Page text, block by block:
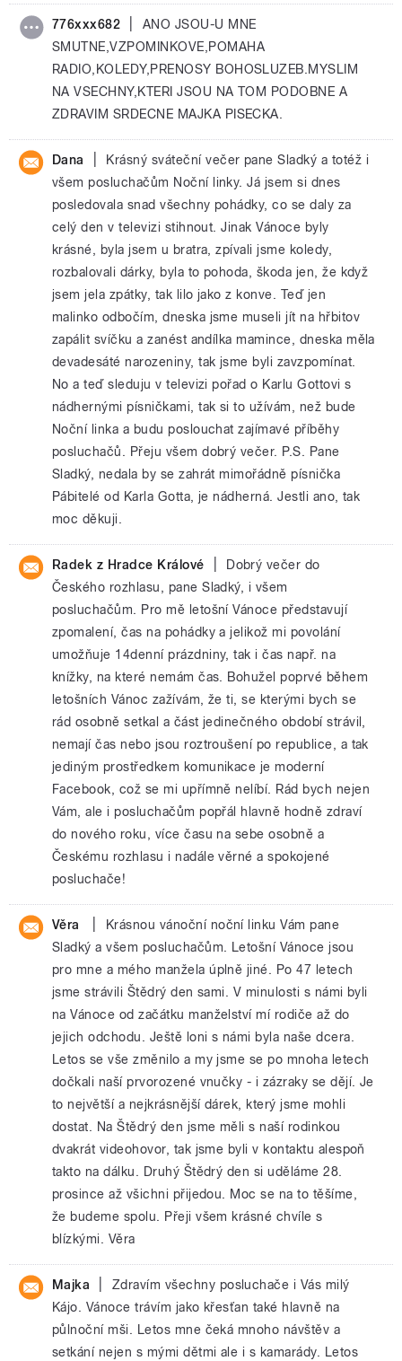
776xxx682
ANO JSOU-U MNE
SMUTNE,VZPOMINKOVE,POMAHA
RADIO,KOLEDY,PRENOSY BOHOSLUZEB.MYSLIM
NA VSECHNY,KTERI JSOU NA TOM PODOBNE A
ZDRAVIM SRDECNE MAJKA PISECKA.
Dana
Krásný sváteční večer pane Sladký a totéž i
všem posluchačům Noční linky. Já jsem si dnes
posledovala snad všechny pohádky, co se daly za
celý den v televizi stihnout. Jinak Vánoce byly
krásné, byla jsem u bratra, zpívali jsme koledy,
rozbalovali dárky, byla to pohoda, škoda jen, že když
jsem jela zpátky, tak lilo jako z konve. Teď jen
malinko odbočím, dneska jsme museli jít na hřbitov
zapálit svíčku a zanést andílka mamince, dneska měla
devadesáté narozeniny, tak jsme byli zavzpomínat.
No a teď sleduju v televizi pořad o Karlu Gottovi s
nádhernými písničkami, tak si to užívám, než bude
Noční linka a budu poslouchat zajímavé příběhy
posluchačů. Přeju všem dobrý večer. P.S. Pane
Sladký, nedala by se zahrát mimořádně písnička
Pábitelé od Karla Gotta, je nádherná. Jestli ano, tak
moc děkuji.
Radek z Hradce Králové
Dobrý večer do
Českého rozhlasu, pane Sladký, i všem
posluchačům. Pro mě letošní Vánoce představují
zpomalení, čas na pohádky a jelikož mi povolání
umožňuje 14denní prázdniny, tak i čas např. na
knížky, na které nemám čas. Bohužel poprvé během
letošních Vánoc zažívám, že ti, se kterými bych se
rád osobně setkal a část jedinečného období strávil,
nemají čas nebo jsou roztroušení po republice, a tak
jediným prostředkem komunikace je moderní
Facebook, což se mi upřímně nelíbí. Rád bych nejen
Vám, ale i posluchačům popřál hlavně hodně zdraví
do nového roku, více času na sebe osobně a
Českému rozhlasu i nadále věrné a spokojené
posluchače!
Věra
Krásnou vánoční noční linku Vám pane
Sladký a všem posluchačům. Letošní Vánoce jsou
pro mne a mého manžela úplně jiné. Po 47 letech
jsme strávili Štědrý den sami. V minulosti s námi byli
na Vánoce od začátku manželství mí rodiče až do
jejich odchodu. Ještě loni s námi byla naše dcera.
Letos se vše změnilo a my jsme se po mnoha letech
dočkali naší prvorozené vnučky - i zázraky se dějí. Je
to největší a nejkrásnější dárek, který jsme mohli
dostat. Na Štědrý den jsme měli s naší rodinkou
dvakrát videohovor, tak jsme byli v kontaktu alespoň
takto na dálku. Druhý Štědrý den si uděláme 28.
prosince až všichni přijedou. Moc se na to těšíme,
že budeme spolu. Přeji všem krásné chvíle s
blízkými. Věra
Majka
Zdravím všechny posluchače i Vás milý
Kájo. Vánoce trávím jako křesťan také hlavně na
půlnoční mši. Letos mne čeká mnoho návštěv a
setkání nejen s mými dětmi ale i s kamarády. Letos